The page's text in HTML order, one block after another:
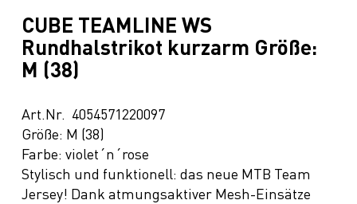
CUBE TEAMLINE WS
Rundhalstrikot kurzarm Größe:
M (38)
Art.Nr. 4054571220097
Größe: M (38)
Farbe: violet´n´rose
Stylisch und funktionell: das neue MTB Team
Jersey! Dank atmungsaktiver Mesh-Einsätze